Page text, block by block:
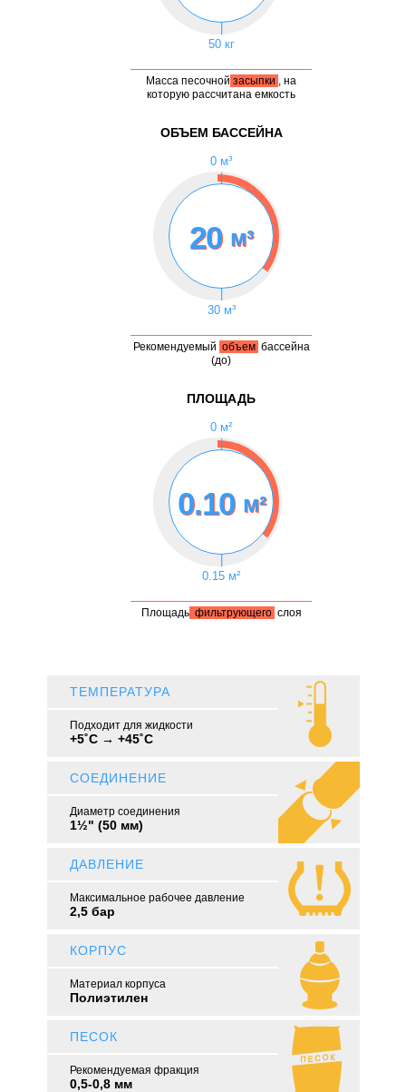
50 кг
Масса песочной засыпки , на
которую рассчитана емкость
ОБЪЕМ БАССЕЙНА
0 м³
|
20 м³
30 м³
Рекомендуемый объем бассейна
(до)
ПЛОЩАДЬ
0 м²
|
0.10 м²
0.15 м²
Площадьфильтрующего слоя
ТЕМПЕРАТУРА
Подходит для жидкости
+5˚C → +45˚C
СОЕДИНЕНИЕ
Диаметр соединения
1½" (50 мм)
ДАВЛЕНИЕ
Максимальное рабочее давление
2,5 бар
КОРПУС
Материал корпуса
Полиэтилен
ПЕСОК
Рекомендуемая фракция
0,5-0,8 мм